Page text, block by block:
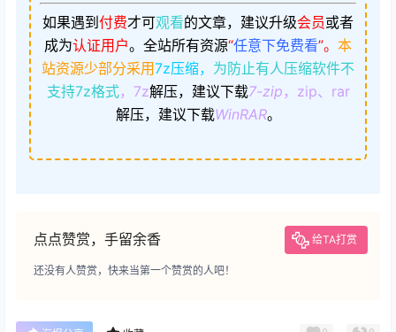
如果遇到付费才可观看的文章，建议升级会员或者
成为认证用户。 全站所有资源“任意下免费看”。 本
站资源少部分采用7z压缩， 为防止有人压缩软件不
支持7z格式，7z解压，建议下载7-zip ，zip、rar
解压，建议下载WinRAR。
点点赞赏，手留余香 给TA打赏
还没有人赞赏，快来当第一个赞赏的人吧！